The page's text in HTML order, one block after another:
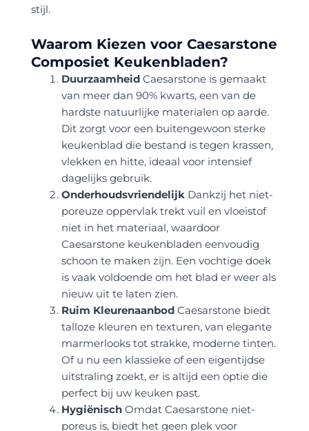
stijl.
Waarom Kiezen voor Caesarstone
Composiet Keukenbladen?
Duurzaamheid Caesarstone is gemaakt
van meer dan 90% kwarts, een van de
hardste natuurlijke materialen op aarde.
Dit zorgt voor een buitengewoon sterke
keukenblad die bestand is tegen krassen,
vlekken en hitte, ideaal voor intensief
dagelijks gebruik.
OnderhoudsvriendelijkDankzij het niet-
poreuze oppervlak trekt vuil en vloeistof
niet in het materiaal, waardoor
Caesarstone keukenbladen eenvoudig
schoon te maken zijn. Een vochtige doek
is vaak voldoende om het blad er weer als
nieuw uit te laten zien.
Ruim Kleurenaanbod Caesarstone biedt
talloze kleuren en texturen, van elegante
marmerlooks tot strakke, moderne tinten.
Of u nu een klassieke of een eigentijdse
uitstraling zoekt, er is altijd een optie die
perfect bij uw keuken past.
HygiënischOmdat Caesarstone niet-
poreus is, biedt het geen plek voor